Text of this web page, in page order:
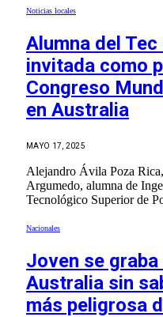
Noticias locales
Alumna del
invitada como
Congreso
en Australia
MAYO 17, 2025
Alejandro Ávila Poza
Argumedo, alumna de
Tecnológico Superior de
Nacionales
Joven se
Australia sin
más peligrosa